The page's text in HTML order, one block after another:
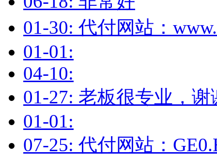
01-30: 代付网站：
01-01:
04-10:
01-27: 老板很专业，谢
01-01:
07-25: 代付网站：